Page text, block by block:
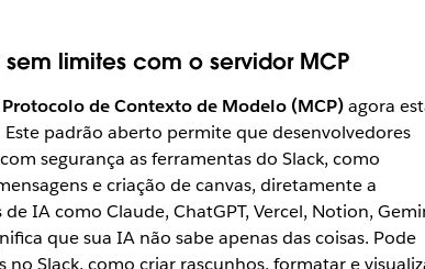
limites com o servidor MCP
Protocolo de Contexto de Modelo (MCP)agora
padrão aberto permite que desenvolvedores
segurança as ferramentas do Slack, como
e criação de canvas, diretamente a
de IA como Claude, ChatGPT, Vercel, Notion,
que sua IA não sabe apenas das coisas. Pode
no Slack, como criar rascunhos, formatar e